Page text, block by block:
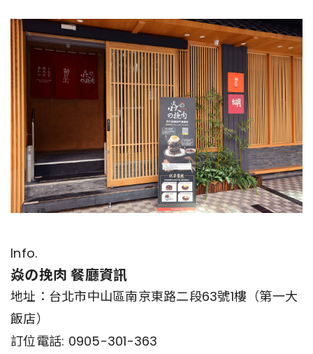
Info.
焱の挽肉 餐廳資訊
地址：台北市中山區南京東路二段63號1樓（第一大
飯店）
訂位電話: 0905-301-363